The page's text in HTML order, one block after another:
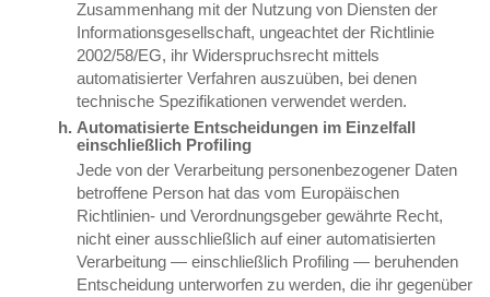
Zusammenhang mit der Nutzung von Diensten der
Informationsgesellschaft, ungeachtet der Richtlinie
2002/58/EG, ihr Widerspruchsrecht mittels
automatisierter Verfahren auszuüben, bei denen
technische Spezifikationen verwendet werden.
Automatisierte Entscheidungen im Einzelfall
einschließlich Profiling
Jede von der Verarbeitung personenbezogener Daten
betroffene Person hat das vom Europäischen
Richtlinien- und Verordnungsgeber gewährte Recht,
nicht einer ausschließlich auf einer automatisierten
Verarbeitung — einschließlich Profiling — beruhenden
Entscheidung unterworfen zu werden, die ihr gegenüber